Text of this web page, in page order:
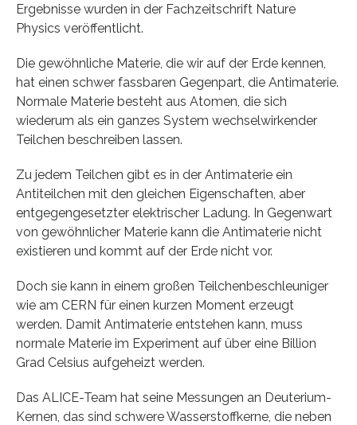
Ergebnisse wurden in der Fachzeitschrift Nature
Physics veröffentlicht.
Die gewöhnliche Materie, die wir auf der Erde kennen,
hat einen schwer fassbaren Gegenpart, die Antimaterie.
Normale Materie besteht aus Atomen, die sich
wiederum als ein ganzes System wechselwirkender
Teilchen beschreiben lassen.
Zu jedem Teilchen gibt es in der Antimaterie ein
Antiteilchen mit den gleichen Eigenschaften, aber
entgegengesetzter elektrischer Ladung. In Gegenwart
von gewöhnlicher Materie kann die Antimaterie nicht
existieren und kommt auf der Erde nicht vor.
Doch sie kann in einem großen Teilchenbeschleuniger
wie am CERN für einen kurzen Moment erzeugt
werden. Damit Antimaterie entstehen kann, muss
normale Materie im Experiment auf über eine Billion
Grad Celsius aufgeheizt werden.
Das ALICE-Team hat seine Messungen an Deuterium-
Kernen, das sind schwere Wasserstoffkerne, die neben